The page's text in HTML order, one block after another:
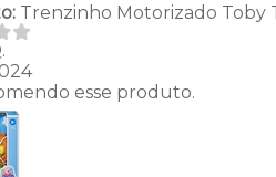
Trenzinho Motorizado Toby
esse produto.